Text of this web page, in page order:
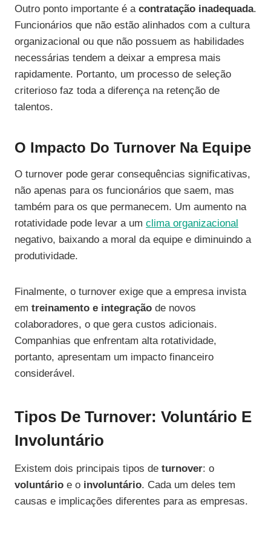
Outro ponto importante é a contratação inadequada.
Funcionários que não estão alinhados com a cultura
organizacional ou que não possuem as habilidades
necessárias tendem a deixar a empresa mais
rapidamente. Portanto, um processo de seleção
criterioso faz toda a diferença na retenção de
talentos.
O Impacto Do Turnover Na Equipe
O turnover pode gerar consequências significativas,
não apenas para os funcionários que saem, mas
também para os que permanecem. Um aumento na
rotatividade pode levar a um clima organizacional
negativo, baixando a moral da equipe e diminuindo a
produtividade.
Finalmente, o turnover exige que a empresa invista
em treinamento e integração de novos
colaboradores, o que gera custos adicionais.
Companhias que enfrentam alta rotatividade,
portanto, apresentam um impacto financeiro
considerável.
Tipos De Turnover: Voluntário E
Involuntário
Existem dois principais tipos de turnover: o
voluntário e o involuntário. Cada um deles tem
causas e implicações diferentes para as empresas.